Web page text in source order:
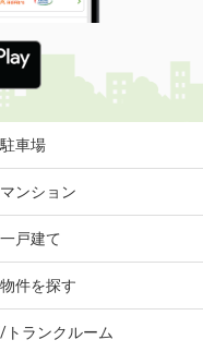
車場
ンション
戸建て
件を探す
トランクルーム